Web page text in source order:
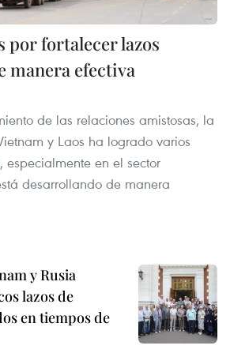
por fortalecer lazos
manera efectiva
de las relaciones amistosas, la
y Laos ha logrado varios
especialmente en el sector
desarrollando de manera
y Rusia
lazos de
en tiempos de